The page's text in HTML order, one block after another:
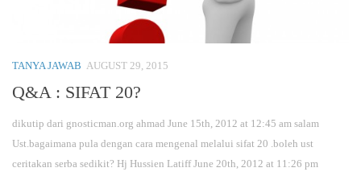
TANYA JAWAB AUGUST 29, 2015
Q&A : SIFAT 20?
dikutip dari gnosticman.org ahmad June 15th, 2012 at 12:45 am salam
Ust.bagaimana pula dengan cara mengenal melalui sifat 20 .boleh ust
ceritakan serba sedikit? Hj Hussien Latiff June 20th, 2012 at 11:26 pm